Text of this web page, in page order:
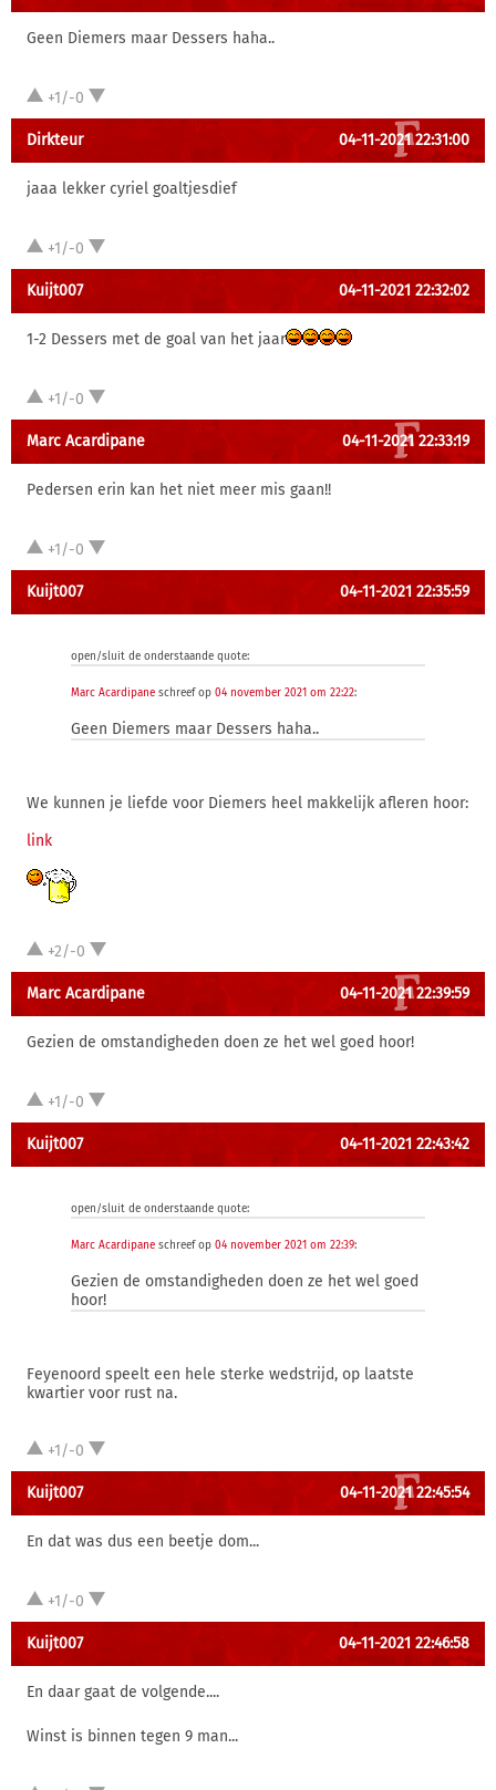
Geen Diemers maar Dessers haha..
+1/-0
Dirkteur 04-11-2021 22:31:00
jaaa lekker cyriel goaltjesdief
+1/-0
Kuijt007 04-11-2021 22:32:02
1-2 Dessers met de goal van het jaar
+1/-0
Marc Acardipane 04-11-2021 22:33:19
Pedersen erin kan het niet meer mis gaan!!
+1/-0
Kuijt007 04-11-2021 22:35:59
open/sluit de onderstaande quote:
Marc Acardipane schreef op 04 november 2021 om 22:22:
Geen Diemers maar Dessers haha..
We kunnen je liefde voor Diemers heel makkelijk afleren hoor:
link
+2/-0
Marc Acardipane 04-11-2021 22:39:59
Gezien de omstandigheden doen ze het wel goed hoor!
+1/-0
Kuijt007 04-11-2021 22:43:42
open/sluit de onderstaande quote:
Marc Acardipane schreef op 04 november 2021 om 22:39:
Gezien de omstandigheden doen ze het wel goed
hoor!
Feyenoord speelt een hele sterke wedstrijd, op laatste
kwartier voor rust na.
+1/-0
Kuijt007 04-11-2021 22:45:54
En dat was dus een beetje dom...
+1/-0
Kuijt007 04-11-2021 22:46:58
En daar gaat de volgende....
Winst is binnen tegen 9 man...